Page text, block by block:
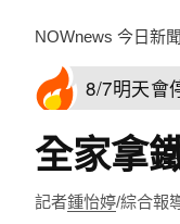
NOWnews 今日新聞
8/7明天會
全家拿
記者鍾怡婷/綜合報